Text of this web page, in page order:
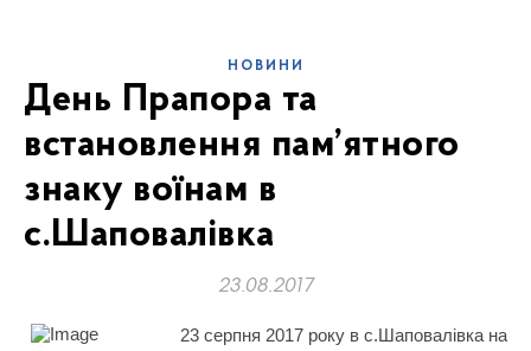
НОВИНИ
День Прапора та
встановлення пам’ятного
знаку воїнам в
с.Шаповалівка
23.08.2017
23 серпня 2017 року в с.Шаповалівка на